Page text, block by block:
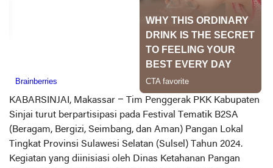
KABARSINJAI, Makassar – Tim Penggerak PKK Kabupaten
Sinjai turut berpartisipasi pada Festival Tematik B2SA
(Beragam, Bergizi, Seimbang, dan Aman) Pangan Lokal
Tingkat Provinsi Sulawesi Selatan (Sulsel) Tahun 2024.
Kegiatan yang diinisiasi oleh Dinas Ketahanan Pangan